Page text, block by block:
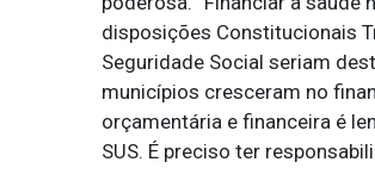
disposições Constitucionais
Seguridade Social seriam
municípios cresceram no
orçamentária e financeira é
SUS. É preciso ter